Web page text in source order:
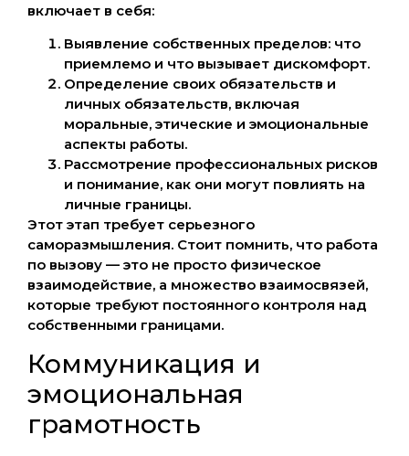
включает в себя:
Выявление собственных пределов: что
приемлемо и что вызывает дискомфорт.
Определение своих обязательств и
личных обязательств, включая
моральные, этические и эмоциональные
аспекты работы.
Рассмотрение профессиональных рисков
и понимание, как они могут повлиять на
личные границы.
Этот этап требует серьезного
саморазмышления. Стоит помнить, что работа
по вызову — это не просто физическое
взаимодействие, а множество взаимосвязей,
которые требуют постоянного контроля над
собственными границами.
Коммуникация и
эмоциональная
грамотность